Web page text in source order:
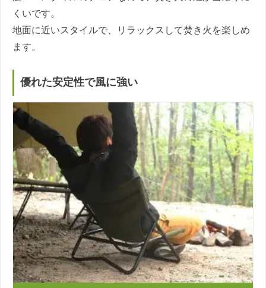
くいです。
地面に近いスタイルで、リラックスして焚き火を楽しめ
ます。
優れた安定性で風に強い